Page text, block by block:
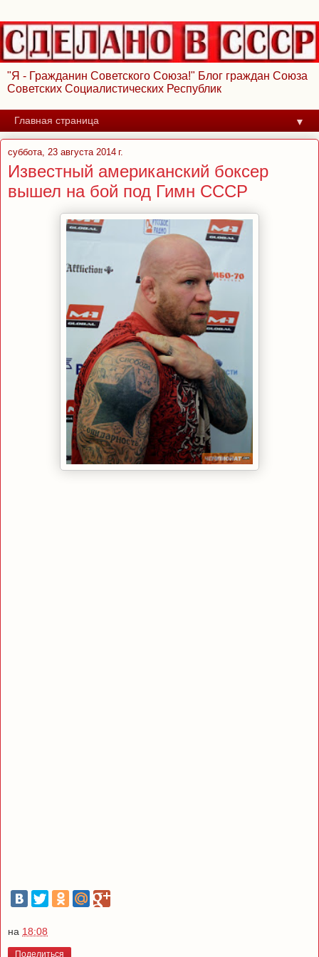
"Я - Гражданин Советского Союза!" Блог граждан Союза
Советских Социалистических Республик
▼
суббота, 23 августа 2014 г.
Известный американский боксер
вышел на бой под Гимн СССР
на 18:08
Поделиться